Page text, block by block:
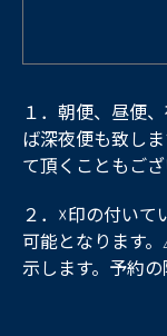
１．朝便、昼便
ば深夜便も致し
て頂くこともご
２．☓印の付いて
可能となります
示します。予約